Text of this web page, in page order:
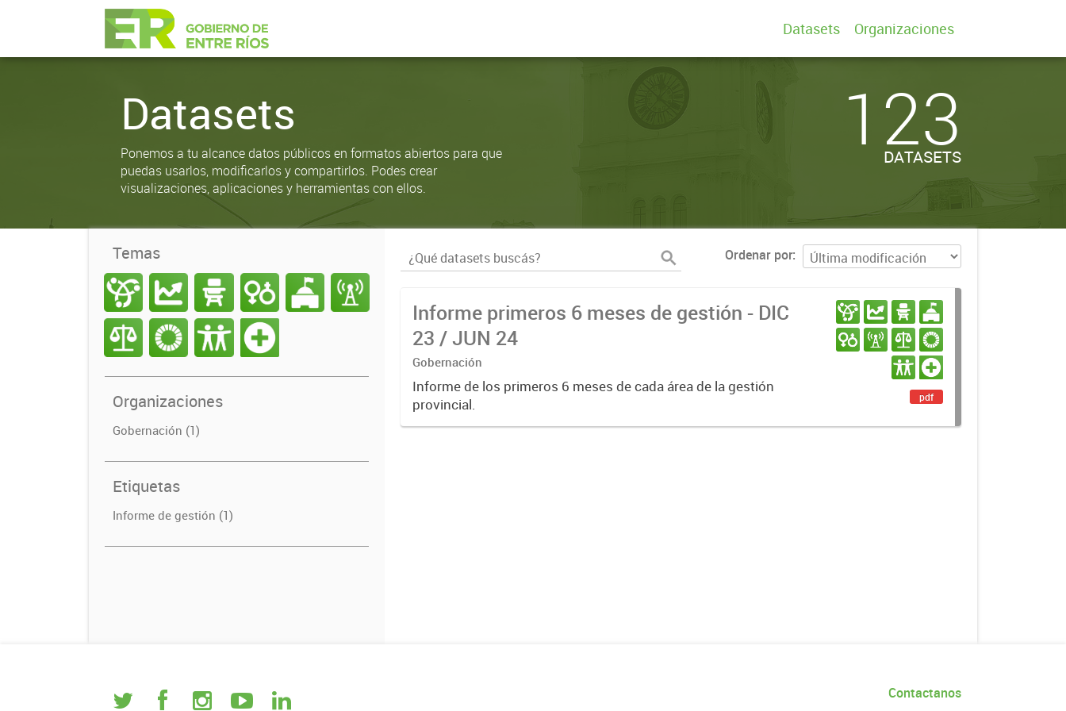
Datasets Organizaciones
Datasets
Ponemos a tu alcance datos públicos en formatos abiertos para que
puedas usarlos, modificarlos y compartirlos. Podes crear
visualizaciones, aplicaciones y herramientas con ellos.
123
DATASETS
Temas
Organizaciones
Gobernación (1)
Etiquetas
Informe de gestión (1)
Ordenar por
Informe primeros 6 meses de gestión - DIC
23 / JUN 24
Gobernación
Informe de los primeros 6 meses de cada área de la gestión
provincial.
pdf
Contactanos